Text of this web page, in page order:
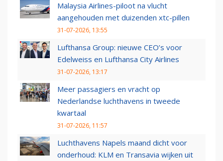
Malaysia Airlines-piloot na vlucht
aangehouden met duizenden xtc-pillen
31-07-2026, 13:55
Lufthansa Group: nieuwe CEO’s voor
Edelweiss en Lufthansa City Airlines
31-07-2026, 13:17
Meer passagiers en vracht op
Nederlandse luchthavens in tweede
kwartaal
31-07-2026, 11:57
Luchthavens Napels maand dicht voor
onderhoud: KLM en Transavia wijken uit